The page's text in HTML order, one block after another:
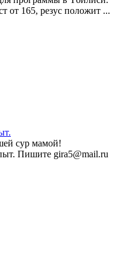
от 165, резус положит ...
сур мамой!
Пишите gira5@mail.ru